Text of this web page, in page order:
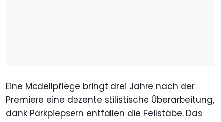
Eine Modellpflege bringt drei Jahre nach der
Premiere eine dezente stilistische Überarbeitung,
dank Parkpiepsern entfallen die Peilstäbe. Das